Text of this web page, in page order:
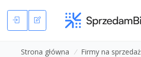
Strona główna / Firmy na sprzedaż